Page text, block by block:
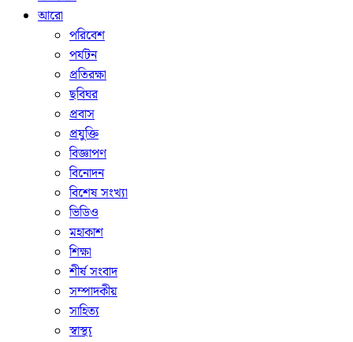
আরো
পরিবেশ
পর্যটন
প্রতিরক্ষা
ছবিঘর
প্রবাস
প্রযুক্তি
বিজ্ঞাপণ
বিনোদন
বিশেষ সংখ্যা
ভিডিও
মহাকাশ
শিক্ষা
শীর্ষ সংবাদ
সম্পাদকীয়
সাহিত্য
স্বাস্থ্য